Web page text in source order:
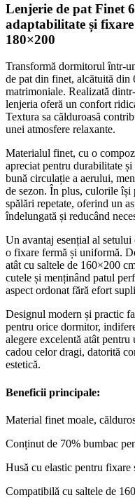
Lenjerie de pat Finet
adaptabilitate și
180×200
Transformă dormitorul într-
de pat din finet, alcătuită din
matrimoniale. Realizată
lenjeria oferă un confort
Textura sa călduroasă
unei atmosfere relaxante.
Materialul finet, cu o
apreciat pentru durabilitate
bună circulație a aerului,
de sezon. În plus, culorile își
spălări repetate, oferind un
îndelungată și reducând
Un avantaj esențial al setului
o fixare fermă și uniformă.
atât cu saltele de 160×200
cutele și menținând patul
aspect ordonat fără efort
Designul modern și practic
pentru orice dormitor,
alegere excelentă atât
cadou celor dragi, datorită
estetică.
Beneficii principale:
Material finet moale,
Conținut de 70% bumbac
Husă cu elastic pentru fixare
Compatibilă cu saltele de